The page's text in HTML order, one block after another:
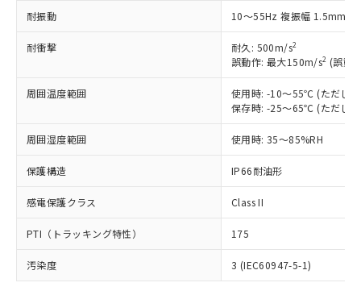
耐振動 10～55Hz 複振幅 1.5mm (
耐衝撃 耐久: 500m/s2
誤動作: 最大150m/s2 (誤動
周囲温度範囲
使用時: -10～55℃ (ただし
保存時: -25～65℃ (ただし
周囲湿度範囲 使用時: 35～85%RH
保護構造 IP66耐油形
感電保護クラス Class II
PTI（トラッキング特性） 175
汚染度 3 (IEC60947-5-1)
本サービスは、当社制御機器事業取扱
商品の当社在庫状況および標準価格
(税抜)を提供させていただくもので
当社制御機器事業取扱商品の中には、
本サービスの対象外となる商品もある
在庫状況および標準価格照会結果は、
記載している更新日時点での社内デー
タに基づき作成されるものであり、閲
覧された時点での実際の在庫および標
準価格とは異なる場合があることをご
了承ください。
正式な納期状況および標準価格はお客
様のお取引先、またはお客様担当のオ
調査・確認中：EU RoHS指令（10物質）の
非含有の対応状況を調査中または確認中の
非該当品：ライセンス料など無形物で、有
害物質有無と関係のない商品です。
仕入先様の事情により、非含有部品として
いたものが、含有品と判明した場合などや
むを得ず変更することがあります。
*EU RoHS指令（10物質）：
鉛(Pb) 1000ppm以下、 水銀(Hg) 1000ppm以下、 カド
ミウム(Cd) 100ppm以下、
(PBDE) 1000ppm以下、フタル酸ビス(2-エチルヘキシ
ル) (DEHP)(別名：DOP) 1000ppm以下、フタル酸ブチ
ルベンジル（BBP） 1000ppm以下、フタル酸ジブチル
（DBP） 1000ppm以下、フタル酸ジイソブチル
「○」：最大均質材料含有率が中国RoHSの
基準値以下であることを示します。
「×」：最大均質材料含有率が中国RoHSの
基準値を超えていることを示します。
「－」：未確認です。当社販売部門へお問
Pb(鉛) :1000ppm、 Hg(水銀) : 1000ppm、 Cd(カドミウ
Cr(Ⅵ)(六価クロム) : 1000ppm、 PBBs(ポリ臭化ビフェ
ニル類) : 1000ppm、 PBDEs(ポリ臭化ジフェニルエーテ
DBP(フタル酸ジブチル) : 1000ppm、 DIBP(フタル酸ジ
為替および外国貿易法に定める商品
（以下｢規制貨物等」という）を輸出
または国外への提供する場合は、日本
国政府の輸出許可(または役務取引許
可)を取得するなどの必要な手続きを
とります。
当社は規制貨物を破棄する場合は、完
全に破砕するなど、違法に輸出されな
いよう必要な手段を講じます。
号
○ 一定数以上の在庫あり
△ 一定数には満たないが在庫あり